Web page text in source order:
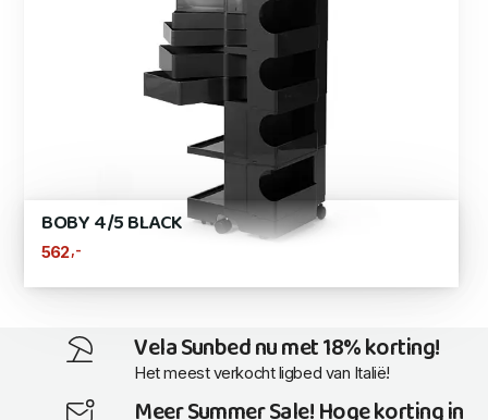
BOBY 4/5 BLACK
562,-
Vela Sunbed nu met 18% korting!
Het meest verkocht ligbed van Italië!